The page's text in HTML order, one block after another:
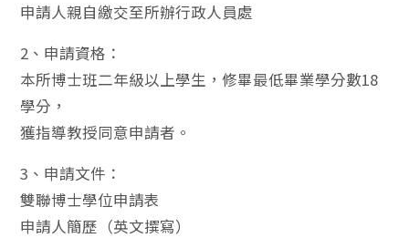
申請人親自繳交至所辦行政人員處
2、申請資格：
本所博士班二年級以上學生，修畢最低畢業學分數18
學分，
獲指導教授同意申請者。
3、申請文件：
雙聯博士學位申請表
申請人簡歷（英文撰寫）